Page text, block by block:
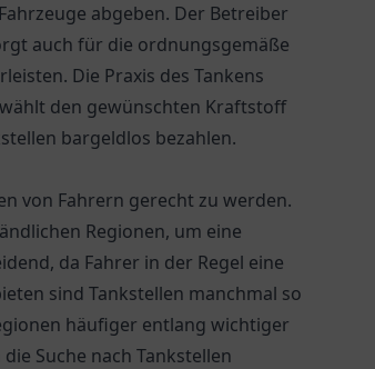
abgeben. Der Betreiber
auch für die ordnungsgemäße
Die Praxis des Tankens
den gewünschten Kraftstoff
bargeldlos bezahlen.
von Fahrern gerecht zu werden.
Regionen, um eine
da Fahrer in der Regel eine
sind Tankstellen manchmal so
häufiger entlang wichtiger
Suche nach Tankstellen